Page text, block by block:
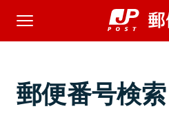
郵便番号検索